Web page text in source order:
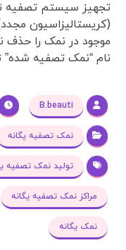
تجهیز سیستم تصفیه
(کریستالیزاسیون
موجود در نمک را حذف
نام “نمک تصفیه شده”
B.beauti
نمک تصفیه یگانه
تولید نمک تصفیه
مراکز نمک تصفیه یگانه
نمک یگانه